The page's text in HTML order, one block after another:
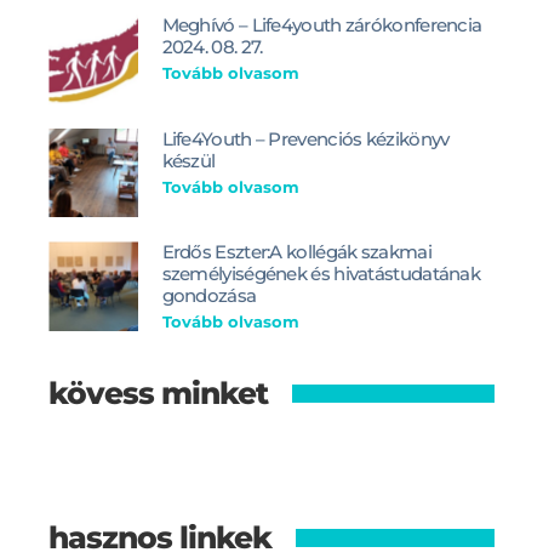
Meghívó – Life4youth zárókonferencia
2024. 08. 27.
Tovább olvasom
Life4Youth – Prevenciós kézikönyv
készül
Tovább olvasom
Erdős Eszter:A kollégák szakmai
személyiségének és hivatástudatának
gondozása
Tovább olvasom
kövess minket
hasznos linkek